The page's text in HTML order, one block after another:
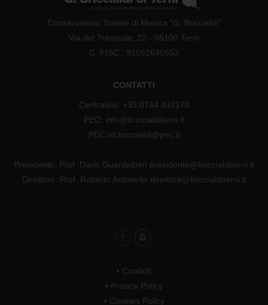
Conservatorio Statale di Musica "G. Briccialdi"
Via del Tribunale, 22 - 05100 Terni
C. FISC.: 91052640553
CONTATTI
Centralino: +39.0744.432170
PEO: info@briccialditerni.it
PEC ist.briccialdi@pec.it
Presidente: Prof. Dario Guardalben presidente@briccialditerni.it
Direttore: Prof. Roberto Antonello direttore@briccialditerni.it
• Contatti
• Privacy Policy
• Cookies Policy